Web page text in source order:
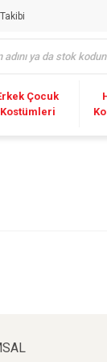
Çocuk
Kostümleri